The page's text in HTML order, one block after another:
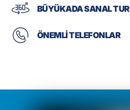
BÜYÜKADA SANAL TUR
ÖNEMLİ TELEFONLAR